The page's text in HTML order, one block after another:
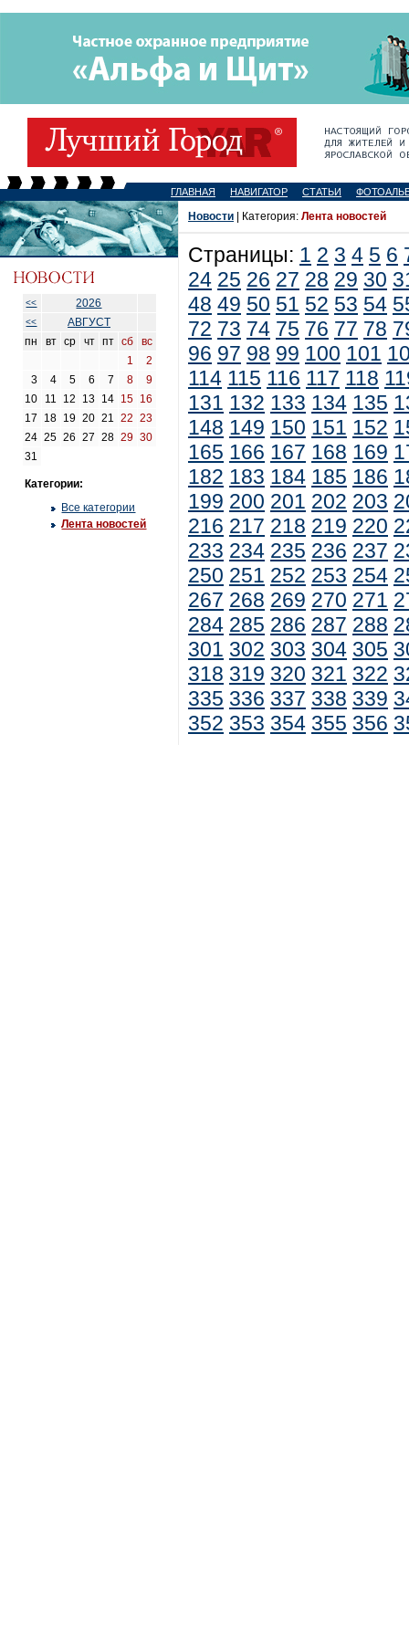
ГЛАВНАЯ НАВИГАТОР СТАТЬИ
<< 2026
<<
АВГУСТ
пн
вт ср чт пт сб
вс
1
2
3
4 5 6 7 8
9
10
11 12 13 14 15 16
17
18 19 20 21 22
23
24 25 26 27 28 29 30
31
Категории:
Все категории
Лента новостей
Новости | Категория: Лента новостей
Страницы: 1 2 3 4 5 6
24 25 26 27 28 29 30
48 49 50 51 52 53 54
72 73 74 75 76 77 78
96 97 98 99 100 101
114 115 116 117 118
131 132 133 134 135
148 149 150 151 152
165 166 167 168 169
182 183 184 185 186
199 200 201 202 203
216 217 218 219 220
233 234 235 236 237
250 251 252 253 254
267 268 269 270 271
284 285 286 287 288
301 302 303 304 305
318 319 320 321 322
335 336 337 338 339
352 353 354 355 356